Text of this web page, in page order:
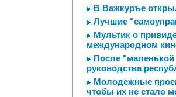
В Важкуръе
Лучшие
Мультик о
международном
После
руководства
Молодежные
чтобы их не стало